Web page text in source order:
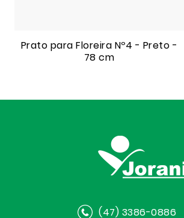
Prato para Floreira Nº4 - Preto -
78 cm
(47) 3386-0886